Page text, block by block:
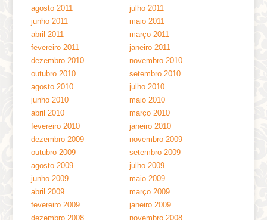
agosto 2011
julho 2011
junho 2011
maio 2011
abril 2011
março 2011
fevereiro 2011
janeiro 2011
dezembro 2010
novembro 2010
outubro 2010
setembro 2010
agosto 2010
julho 2010
junho 2010
maio 2010
abril 2010
março 2010
fevereiro 2010
janeiro 2010
dezembro 2009
novembro 2009
outubro 2009
setembro 2009
agosto 2009
julho 2009
junho 2009
maio 2009
abril 2009
março 2009
fevereiro 2009
janeiro 2009
dezembro 2008
novembro 2008